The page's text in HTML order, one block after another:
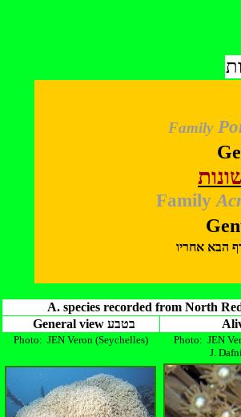
Family
Family
הבא אחריו
A. species recorded from North
General view בטבע
Photo: JEN Veron (Seychelles)
Photo: JEN
J.